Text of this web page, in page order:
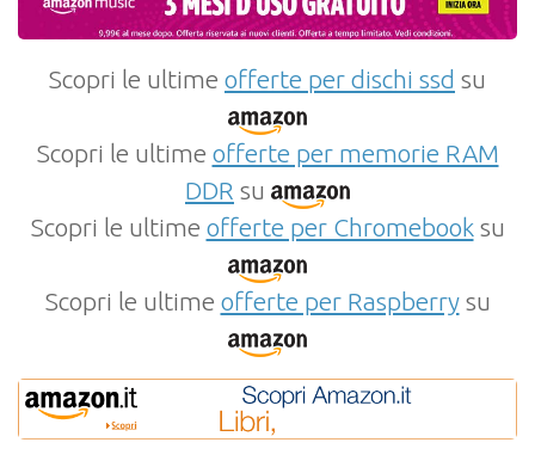
Scopri le ultime offerte per dischi ssd su
Scopri le ultime offerte per memorie RAM
DDR su
Scopri le ultime offerte per Chromebooksu
Scopri le ultime offerte per Raspberrysu